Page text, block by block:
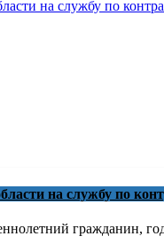
на службу по
гражданин,